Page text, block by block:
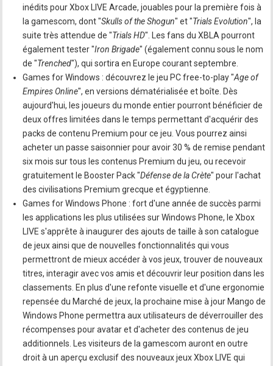
inédits pour Xbox LIVE Arcade, jouables pour la première fois à
la gamescom, dont "Skulls of the Shogun" et "Trials Evolution", la
suite très attendue de "Trials HD". Les fans du XBLA pourront
également tester "Iron Brigade" (également connu sous le nom
de "Trenched"), qui sortira en Europe courant septembre.
Games for Windows : découvrez le jeu PC free-to-play "Age of
Empires Online", en versions dématérialisée et boîte. Dès
aujourd'hui, les joueurs du monde entier pourront bénéficier de
deux offres limitées dans le temps permettant d'acquérir des
packs de contenu Premium pour ce jeu. Vous pourrez ainsi
acheter un passe saisonnier pour avoir 30 % de remise pendant
six mois sur tous les contenus Premium du jeu, ou recevoir
gratuitement le Booster Pack "Défense de la Crète" pour l'achat
des civilisations Premium grecque et égyptienne.
Games for Windows Phone : fort d'une année de succès parmi
les applications les plus utilisées sur Windows Phone, le Xbox
LIVE s'apprête à inaugurer des ajouts de taille à son catalogue
de jeux ainsi que de nouvelles fonctionnalités qui vous
permettront de mieux accéder à vos jeux, trouver de nouveaux
titres, interagir avec vos amis et découvrir leur position dans les
classements. En plus d'une refonte visuelle et d'une ergonomie
repensée du Marché de jeux, la prochaine mise à jour Mango de
Windows Phone permettra aux utilisateurs de déverrouiller des
récompenses pour avatar et d'acheter des contenus de jeu
additionnels. Les visiteurs de la gamescom auront en outre
droit à un aperçu exclusif des nouveaux jeux Xbox LIVE qui